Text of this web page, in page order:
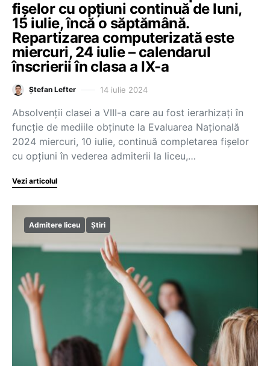
fișelor cu opțiuni continuă de luni,
15 iulie, încă o săptămână.
Repartizarea computerizată este
miercuri, 24 iulie – calendarul
înscrierii în clasa a IX-a
Ștefan Lefter 14 iulie 2024
Absolvenții clasei a VIII-a care au fost ierarhizați în
funcție de mediile obținute la Evaluarea Națională
2024 miercuri, 10 iulie, continuă completarea fișelor
cu opțiuni în vederea admiterii la liceu,…
Vezi articolul
Admitere liceu Știri